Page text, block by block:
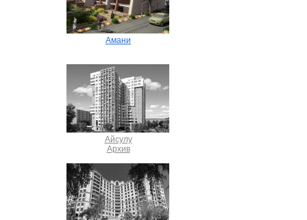
Амани
Айсулу
Архив